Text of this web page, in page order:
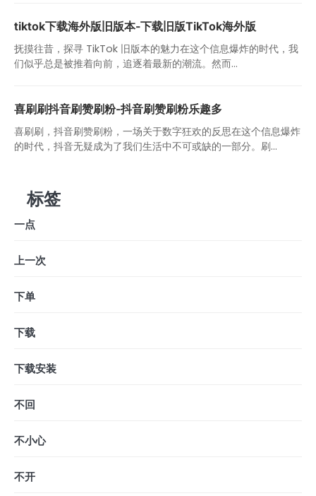
tiktok下载海外版旧版本-下载旧版TikTok海外版
抚摸往昔，探寻 TikTok 旧版本的魅力在这个信息爆炸的时代，我
们似乎总是被推着向前，追逐着最新的潮流。然而...
喜刷刷抖音刷赞刷粉-抖音刷赞刷粉乐趣多
喜刷刷，抖音刷赞刷粉，一场关于数字狂欢的反思在这个信息爆炸
的时代，抖音无疑成为了我们生活中不可或缺的一部分。刷...
标签
一点
上一次
下单
下载
下载安装
不回
不小心
不开